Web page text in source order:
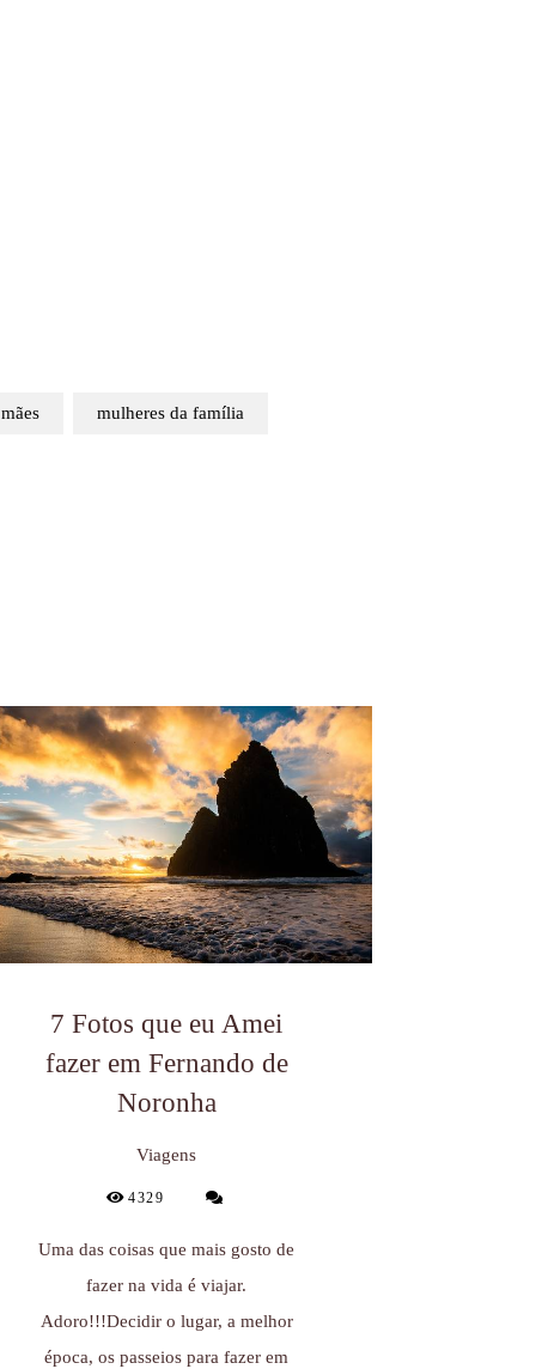
mães mulheres da família
7 Fotos que eu Amei
fazer em Fernando de
Noronha
Viagens
4329
Uma das coisas que mais gosto de
fazer na vida é viajar.
Adoro!!!Decidir o lugar, a melhor
época, os passeios para fazer em